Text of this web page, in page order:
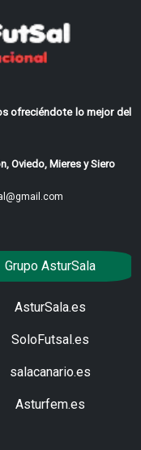
ofreciéndote lo mejor del
Oviedo, Mieres y Siero
Grupo AsturSala
AsturSala.es
SoloFutsal.es
salacanario.es
Asturfem.es